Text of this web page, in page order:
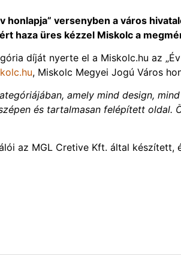
honlapja” versenyben a város
haza üres kézzel Miskolc a
díját nyerte el a Miskolc.hu az
, Miskolc Megyei Jogú Város
amely mind design,
és tartalmasan felépített oldal.
az MGL Cretive Kft. által készített,